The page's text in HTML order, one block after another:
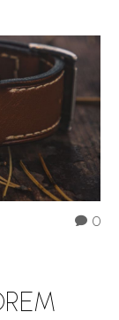
0